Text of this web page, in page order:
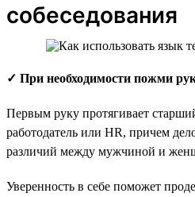
собеседования
✓ При необходимости пожми
Первым руку протягивает
работодатель или HR, причем
различий между мужчиной и
Уверенность в себе поможет